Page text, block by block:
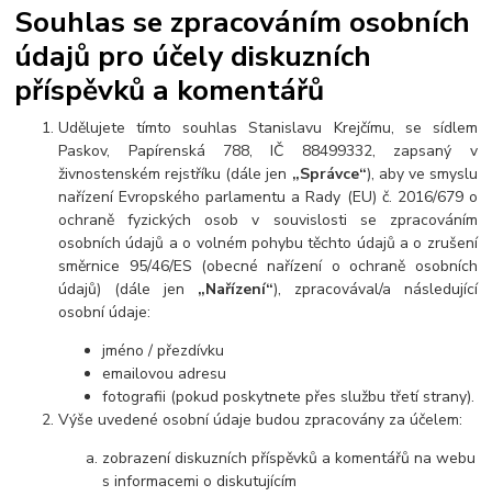
Souhlas se zpracováním osobních
údajů pro účely diskuzních
příspěvků a komentářů
Udělujete tímto souhlas Stanislavu Krejčímu, se sídlem
Paskov, Papírenská 788, IČ 88499332, zapsaný v
živnostenském rejstříku (dále jen „Správce“), aby ve smyslu
nařízení Evropského parlamentu a Rady (EU) č. 2016/679 o
ochraně fyzických osob v souvislosti se zpracováním
osobních údajů a o volném pohybu těchto údajů a o zrušení
směrnice 95/46/ES (obecné nařízení o ochraně osobních
údajů) (dále jen „Nařízení“), zpracovával/a následující
osobní údaje:
jméno / přezdívku
emailovou adresu
fotografii (pokud poskytnete přes službu třetí strany).
Výše uvedené osobní údaje budou zpracovány za účelem:
zobrazení diskuzních příspěvků a komentářů na webu
s informacemi o diskutujícím